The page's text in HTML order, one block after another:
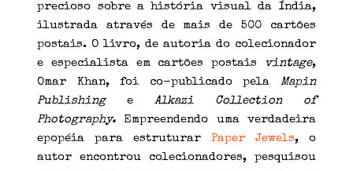
precioso sobre a história visual da Índia,
ilustrada através de mais de 500 cartões
postais. O livro, de autoria do colecionador
e especialista em cartões postais vintage,
Omar Khan, foi co-publicado pela Mapin
Publishinge Alkazi Collection of
Photography. Empreendendo uma verdadeira
epopéia para estruturar Paper Jewels, o
autor encontrou colecionadores, pesquisou